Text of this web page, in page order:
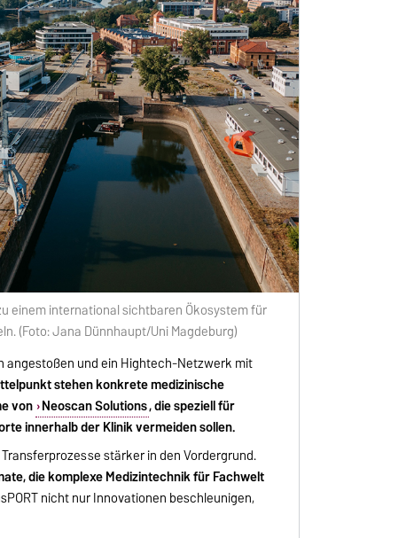
einem international sichtbaren Ökosystem für
(Foto: Jana Dünnhaupt/Uni Magdeburg)
angestoßen und ein Hightech-Netzwerk mit
stehen konkrete medizinische
von Neoscan Solutions, die speziell für
innerhalb der Klinik vermeiden sollen.
stärker in den Vordergrund.
die komplexe Medizintechnik für Fachwelt
nicht nur Innovationen beschleunigen,